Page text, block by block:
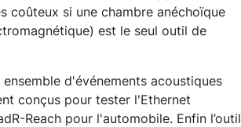
coûteux si une chambre anéchoïque
est le seul outil de
d'événements acoustiques
conçus pour tester l'Ethernet
Reach pour l'automobile. Enfin l’outil